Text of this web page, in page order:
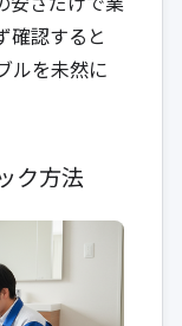
確認すると
ルを未然に
ク方法